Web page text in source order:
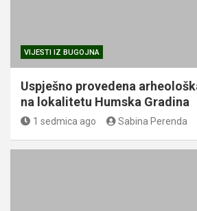
VIJESTI IZ BUGOJNA
Uspješno provedena
na lokalitetu Humska Gradina
1 sedmica ago Sabina Perenda